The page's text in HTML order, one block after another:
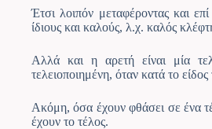
Έτσι λοιπόν μεταφέροντας και
ίδιους και καλούς, λ.χ. καλός
Αλλά και η αρετή είναι μία
τελειοποιημένη, όταν κατά το
Ακόμη, όσα έχουν φθάσει σε ένα
έχουν το τέλος.